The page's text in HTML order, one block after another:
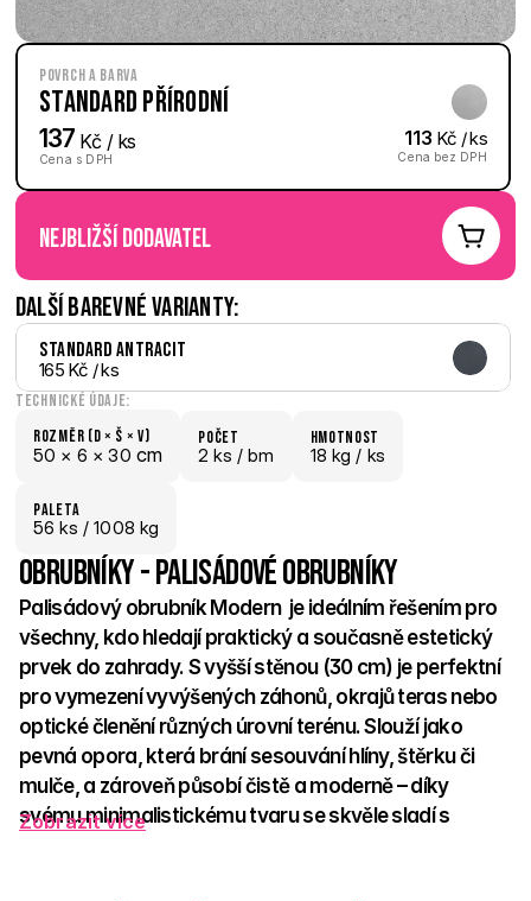
Povrch a barva
Standard Přírodní
137 Kč / ks
Cena s DPH
113 Kč / ks
Cena bez DPH
nejbližší dodavatel
Další barevné varianty:
Standard Antracit
165 Kč / ks
Technické údaje:
Rozměr (D × š × V)
50 × 6 × 30 cm
počet
2 ks / bm
hmotnost
18 kg / ks
paletA
56 ks / 1008 kg
Obrubníky - Palisádové obrubníky
Palisádový obrubník Modern  je ideálním řešením pro
všechny, kdo hledají praktický a současně estetický
prvek do zahrady. S vyšší stěnou (30 cm) je perfektní
pro vymezení vyvýšených záhonů, okrajů teras nebo
optické členění různých úrovní terénu. Slouží jako
pevná opora, která brání sesouvání hlíny, štěrku či
mulče, a zároveň působí čistě a moderně – díky
svému minimalistickému tvaru se skvěle sladí s
Zobrazit více